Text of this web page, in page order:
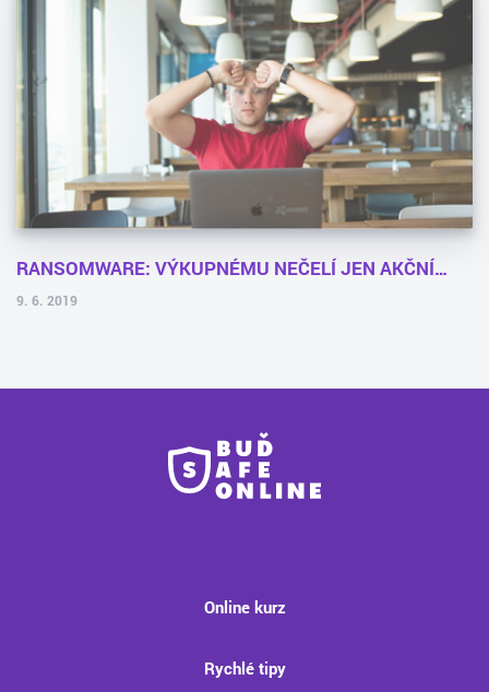
RANSOMWARE: VÝKUPNÉMU NEČELÍ JEN AKČNÍ…
9. 6. 2019
Online kurz
Rychlé tipy